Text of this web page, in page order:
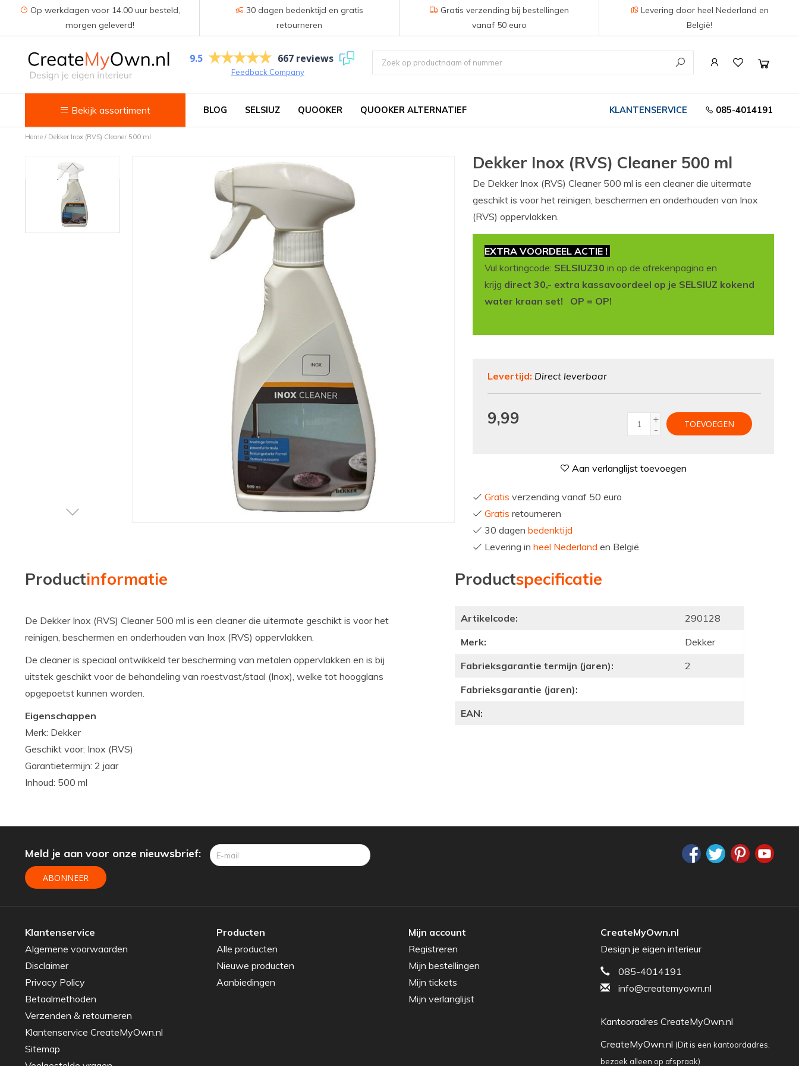
Op werkdagen voor 14.00 uur besteld,
morgen geleverd!
30 dagen bedenktijd en gratis
retourneren
Gratis verzending bij bestellingen
vanaf 50 euro
Levering door heel Nederland en
België!
9.5 667 reviews
Feedback Company
Bekijk assortiment
Keuken
Kokend water kranen
Keukenkranen
Spoelbakken
BLOG SELSIUZ QUOOKER QUOOKER ALTERNATIEF 085-4014191
KLANTENSERVICE
Home/ Dekker Inox (RVS) Cleaner 500 ml
Dekker Inox (RVS) Cleaner 500 ml
De Dekker Inox (RVS) Cleaner 500 ml is een cleaner die uitermate
geschikt is voor het reinigen, beschermen en onderhouden van Inox
(RVS) oppervlakken.
EXTRA VOORDEEL ACTIE !
Vul kortingcode: SELSIUZ30 in op de afrekenpagina en
krijg direct 30,- extra kassavoordeel op je SELSIUZ kokend
water kraan set! OP = OP!
Levertijd: Direct leverbaar
9,99
+
-
TOEVOEGEN
Aan verlanglijst toevoegen
Gratis verzending vanaf 50 euro
Gratis retourneren
30 dagen bedenktijd
Levering in heel Nederland en België
Productinformatie
De Dekker Inox (RVS) Cleaner 500 ml is een cleaner die uitermate geschikt is voor het
reinigen, beschermen en onderhouden van Inox (RVS) oppervlakken.
De cleaner is speciaal ontwikkeld ter bescherming van metalen oppervlakken en is bij
uitstek geschikt voor de behandeling van roestvast/staal (Inox), welke tot hoogglans
opgepoetst kunnen worden.
Eigenschappen
Merk: Dekker
Geschikt voor: Inox (RVS)
Garantietermijn: 2 jaar
Inhoud: 500 ml
Productspecificatie
Artikelcode:
290128
Merk:
Dekker
Fabrieksgarantie termijn (jaren):
2
Fabrieksgarantie (jaren):
EAN:
Meld je aan voor onze nieuwsbrief:
ABONNEER
Klantenservice
Algemene voorwaarden
Disclaimer
Privacy Policy
Betaalmethoden
Verzenden & retourneren
Klantenservice CreateMyOwn.nl
Sitemap
Producten
Alle producten
Nieuwe producten
Aanbiedingen
Mijn account
Registreren
Mijn bestellingen
Mijn tickets
Mijn verlanglijst
CreateMyOwn.nl
Design je eigen interieur
085-4014191
info@createmyown.nl
Kantooradres CreateMyOwn.nl
CreateMyOwn.nl (Dit is een kantoordadres,
bezoek alleen op afspraak)